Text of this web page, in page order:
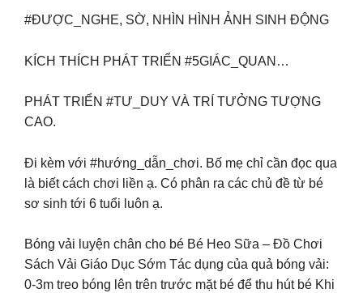
#ĐƯỢC_NGHE, SỜ, NHÌN HÌNH ẢNH SINH ĐỘNG
KÍCH THÍCH PHÁT TRIỂN #5GIÁC_QUAN…
PHÁT TRIỂN #TƯ_DUY VÀ TRÍ TƯỞNG TƯỢNG
CAO.
Đi kèm với #hướng_dẫn_chơi. Bố mẹ chỉ cần đọc qua
là biết cách chơi liền ạ. Có phân ra các chủ đề từ bé
sơ sinh tới 6 tuổi luôn ạ.
Bóng vải luyện chân cho bé Bé Heo Sữa – Đồ Chơi
Sách Vải Giáo Dục Sớm Tác dụng của quả bóng vải:
0-3m treo bóng lên trên trước mặt bé để thu hút bé Khi